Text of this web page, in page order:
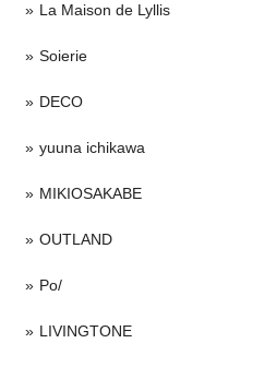
La Maison de Lyllis
Soierie
DECO
yuuna ichikawa
MIKIOSAKABE
OUTLAND
Po/
LIVINGTONE